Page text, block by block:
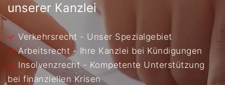
unserer Kanzlei
✓ Verkehrsrecht - Unser Spezialgebiet
✓Arbeitsrecht - Ihre Kanzlei bei Kündigungen
✓ Insolvenzrecht - Kompetente Unterstützung
bei finanziellen Krisen